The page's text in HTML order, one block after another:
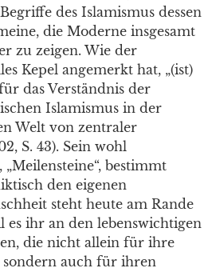
des Islamismus dessen
die Moderne insgesamt
zu zeigen. Wie der
Kepel angemerkt hat, „(ist)
das Verständnis der
Islamismus in der
Welt von zentraler
S. 43). Sein wohl
bestimmt
den eigenen
steht heute am Rande
es ihr an den lebenswichtigen
die nicht allein für ihre
auch für ihren